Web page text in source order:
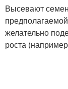
Высевают
желательно
роста